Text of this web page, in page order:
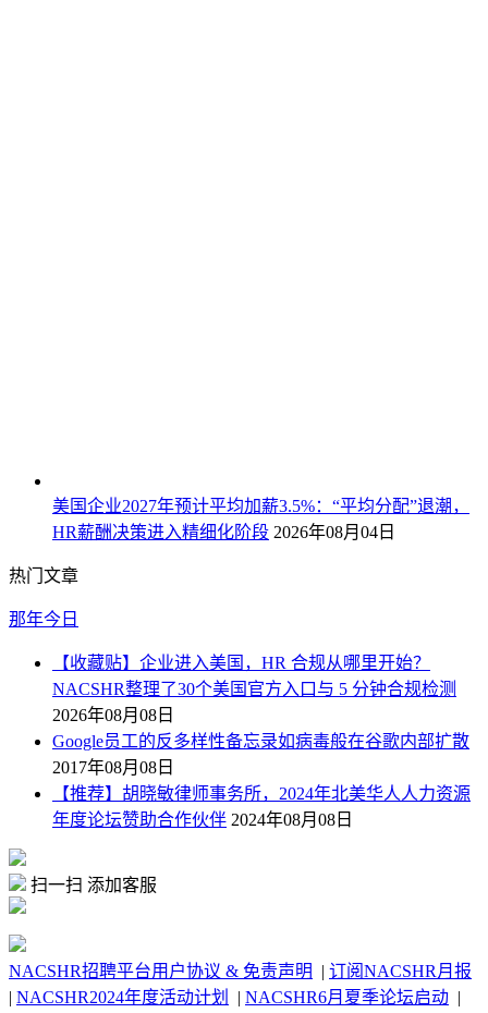
美国企业2027年预计平均加薪3.5%：“平均分配”退潮，
HR薪酬决策进入精细化阶段 2026年08月04日
热门文章
那年今日
【收藏贴】企业进入美国，HR 合规从哪里开始？
NACSHR整理了30个美国官方入口与 5 分钟合规检测
2026年08月08日
Google员工的反多样性备忘录如病毒般在谷歌内部扩散
2017年08月08日
【推荐】胡晓敏律师事务所，2024年北美华人人力资源
年度论坛赞助合作伙伴 2024年08月08日
扫一扫 添加客服
NACSHR招聘平台用户协议 & 免责声明 | 订阅NACSHR月报
| NACSHR2024年度活动计划 | NACSHR6月夏季论坛启动 |